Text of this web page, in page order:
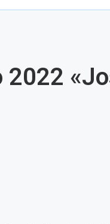
2022